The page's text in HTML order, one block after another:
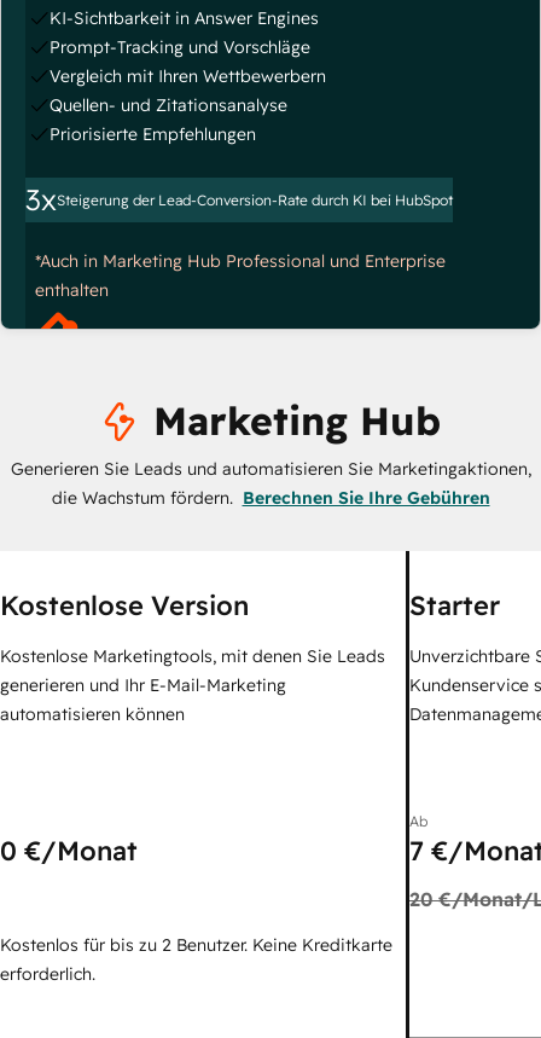
KI-Sichtbarkeit in Answer Engines
Prompt-Tracking und Vorschläge
Vergleich mit Ihren Wettbewerbern
Quellen- und Zitationsanalyse
Priorisierte Empfehlungen
3xSteigerung der Lead-Conversion-Rate durch KI bei HubSpot
*Auch in Marketing Hub Professional und Enterprise
enthalten
Marketing Hub
Generieren Sie Leads und automatisieren Sie Marketingaktionen,
die Wachstum fördern. Berechnen Sie Ihre Gebühren
Kostenlose Version
Kostenlose Marketingtools, mit denen Sie Leads
generieren und Ihr E-Mail-Marketing
automatisieren können
0 €/Monat
Kostenlos für bis zu 2 Benutzer. Keine Kreditkarte
erforderlich.
Starter
Unverzichtbare
Kundenservice
Ab
7 €/
20 €/Monat/